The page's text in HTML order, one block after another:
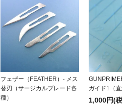
フェザー（FEATHER）- メス
替刃（サージカルブレード各
種）
ガイド1（
1,000円(